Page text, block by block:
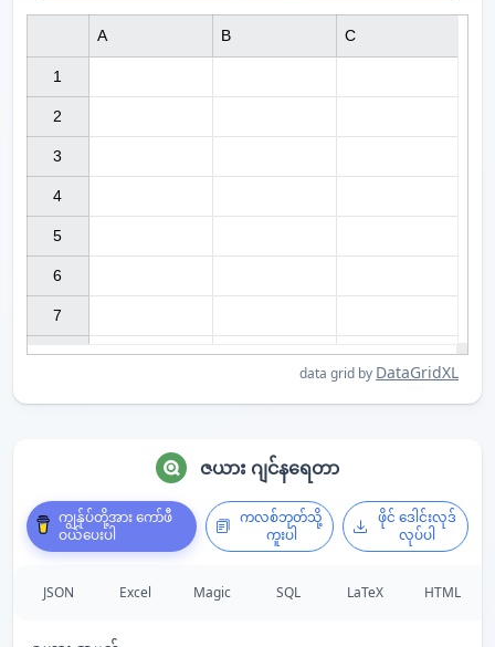
1
2
3
4
5
6
7
A B C
data grid by DataGridXL
ဇယား ဂျင်နရေတာ
ကျွန်ုပ်တို့အား ကော်ဖီ
ဝယ်ပေးပါ
ကလစ်ဘုတ်သို့
ကူးပါ
ဖိုင် ဒေါင်းလုဒ်
လုပ်ပါ
JSON Excel Magic SQL LaTeX HTML